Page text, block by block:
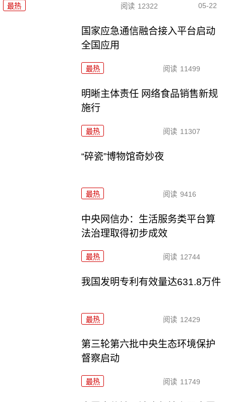
最热 阅读 12322 05-22
国家应急通信融合接入平台启动
全国应用
最热 阅读 11499
明晰主体责任 网络食品销售新规
施行
最热 阅读 11307
“碎瓷”博物馆奇妙夜
最热 阅读 9416
中央网信办：生活服务类平台算
法治理取得初步成效
最热 阅读 12744
我国发明专利有效量达631.8万件
最热 阅读 12429
第三轮第六批中央生态环境保护
督察启动
最热 阅读 11749